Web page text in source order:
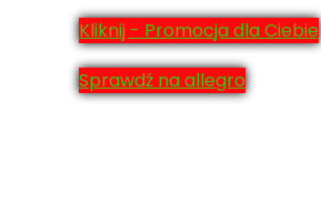
Kliknij - Promocja dla Ciebie
Sprawdź na allegro